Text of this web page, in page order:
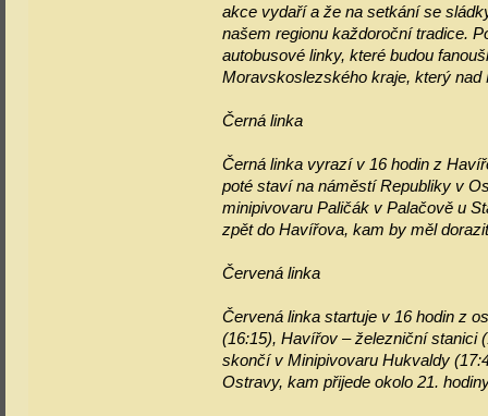
akce vydaří a že na setkání se
našem regionu každoroční tradice.
autobusové linky, které budou
Moravskoslezského kraje, který
Černá linka
Černá linka vyrazí v 16 hodin z
poté staví na náměstí Republiky v
minipivovaru Paličák v Palačově u
zpět do Havířova, kam by měl
Červená linka
Červená linka startuje v 16 hodin z
(16:15), Havířov – železniční stanici
skončí v Minipivovaru Hukvaldy
Ostravy, kam přijede okolo 21.